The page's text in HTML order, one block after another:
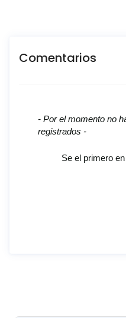
Comentarios
- Por el momento no
registrados -
Se el primero
New content